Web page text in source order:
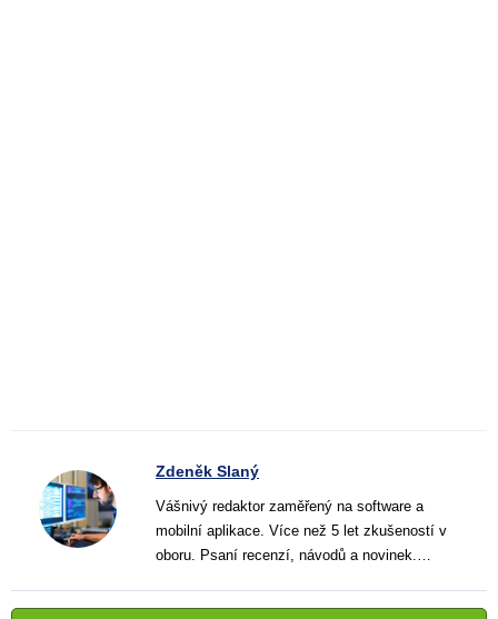
Zdeněk Slaný
Vášnivý redaktor zaměřený na software a
mobilní aplikace. Více než 5 let zkušeností v
oboru. Psaní recenzí, návodů a novinek.
pomáhají čtenářům lépe porozumět a využít